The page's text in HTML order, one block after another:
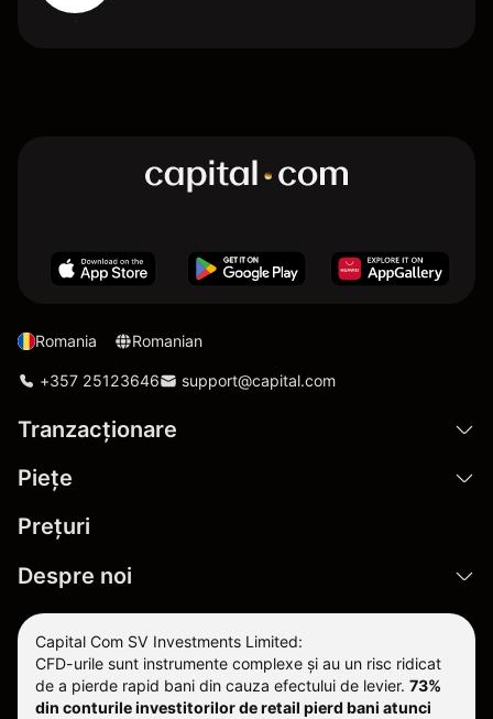
Romania Romanian
+357 25123646 support@capital.com
Tranzacționare
Pieţe
Prețuri
Despre noi
Capital Com SV Investments Limited:
CFD-urile sunt instrumente complexe și au un risc ridicat
de a pierde rapid bani din cauza efectului de levier. 73%
din conturile investitorilor de retail pierd bani atunci